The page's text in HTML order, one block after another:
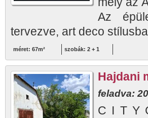
Az
tervezve, art deco
méret: 67m² szobák: 2 + 1
Hajdani
feladva:
C I T Y